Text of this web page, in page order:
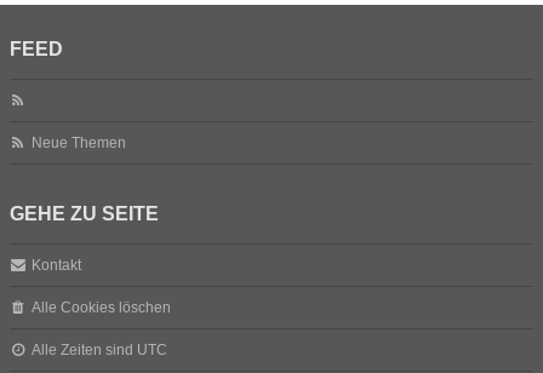
FEED
Neue Themen
GEHE ZU SEITE
Kontakt
Alle Cookies löschen
Alle Zeiten sind UTC